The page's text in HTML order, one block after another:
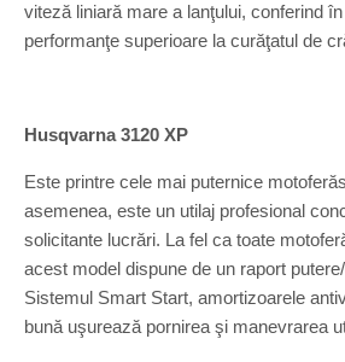
viteză liniară mare a lanţului, conferind
performanţe superioare la curăţatul de
Husqvarna 3120 XP
Este printre cele mai puternice
asemenea, este un utilaj profesional
solicitante lucrări. La fel ca toate
acest model dispune de un raport
Sistemul Smart Start, amortizoarele
bună uşurează pornirea şi manevrarea